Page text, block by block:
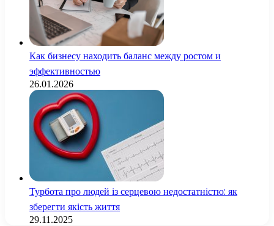
Как бизнесу находить баланс между ростом и
эффективностью
26.01.2026
Турбота про людей із серцевою недостатністю: як
зберегти якість життя
29.11.2025